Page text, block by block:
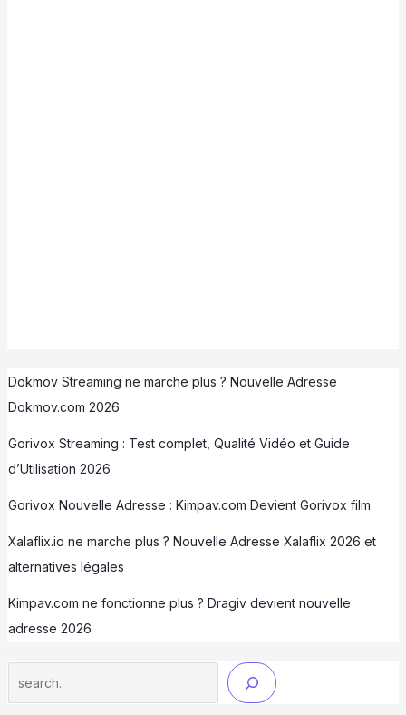
Dokmov Streaming ne marche plus ? Nouvelle Adresse
Dokmov.com 2026
Gorivox Streaming : Test complet, Qualité Vidéo et Guide
d’Utilisation 2026
Gorivox Nouvelle Adresse : Kimpav.com Devient Gorivox film
Xalaflix.io ne marche plus ? Nouvelle Adresse Xalaflix 2026 et
alternatives légales
Kimpav.com ne fonctionne plus ? Dragiv devient nouvelle
adresse 2026